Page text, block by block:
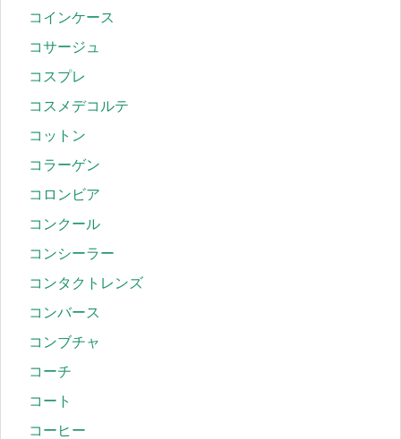
コインケース
コサージュ
コスプレ
コスメデコルテ
コットン
コラーゲン
コロンビア
コンクール
コンシーラー
コンタクトレンズ
コンバース
コンブチャ
コーチ
コート
コーヒー